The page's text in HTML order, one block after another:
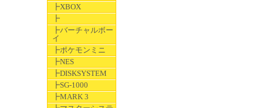
┣XBOX
┣
┣バーチャルボー
イ
┣ポケモンミニ
┣NES
┣DISKSYSTEM
┣SG-1000
┣MARK 3